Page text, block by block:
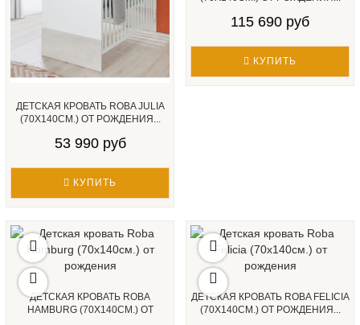
ДЕТСКАЯ КРОВАТЬ ROBA JULIA
(70Х140СМ.) ОТ РОЖДЕНИЯ...
53 990 руб
КУПИТЬ
115 690 руб
КУПИТЬ
ДЕТСКАЯ КРОВАТЬ ROBA
HAMBURG (70Х140СМ.) ОТ
ДЕТСКАЯ КРОВАТЬ ROBA FELICIA
(70Х140СМ.) ОТ РОЖДЕНИЯ...